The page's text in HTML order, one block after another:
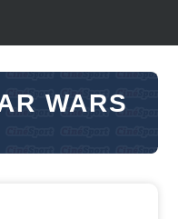
WARS